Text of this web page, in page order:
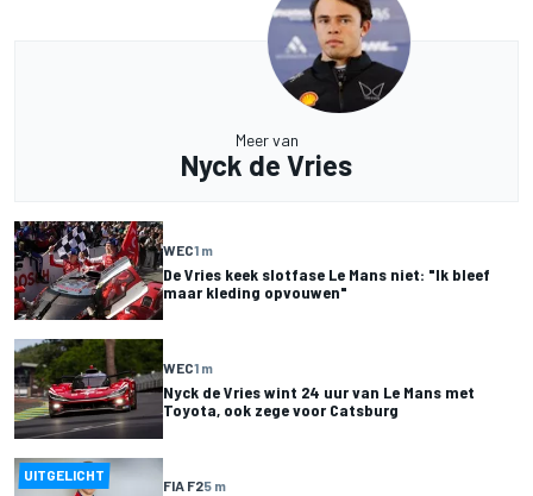
Meer van
Nyck de Vries
WEC1 m
De Vries keek slotfase Le Mans niet: "Ik bleef
maar kleding opvouwen"
WEC1 m
Nyck de Vries wint 24 uur van Le Mans met
Toyota, ook zege voor Catsburg
UITGELICHT
FIA F25 m